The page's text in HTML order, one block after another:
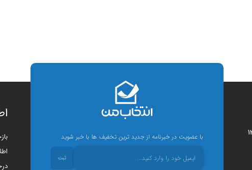
با عضویت در خبرنامه از جدید ترین تخفیف ها با خبر شوید
ثبت